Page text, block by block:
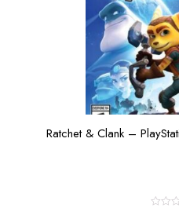
Ratchet & Clank –